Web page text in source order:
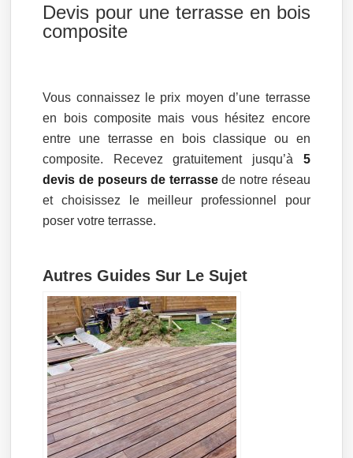
Devis pour une terrasse en bois
composite
Vous connaissez le prix moyen d’une terrasse
en bois composite mais vous hésitez encore
entre une terrasse en bois classique ou en
composite. Recevez gratuitement jusqu’à 5
devis de poseurs de terrassede notre réseau
et choisissez le meilleur professionnel pour
poser votre terrasse.
Autres Guides Sur Le Sujet